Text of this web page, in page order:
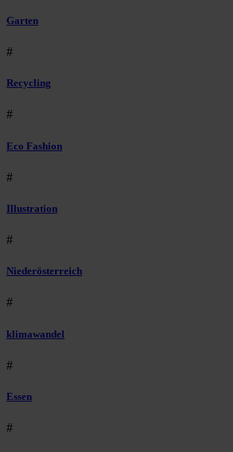
Garten
#
Recycling
#
Eco Fashion
#
Illustration
#
Niederösterreich
#
klimawandel
#
Essen
#